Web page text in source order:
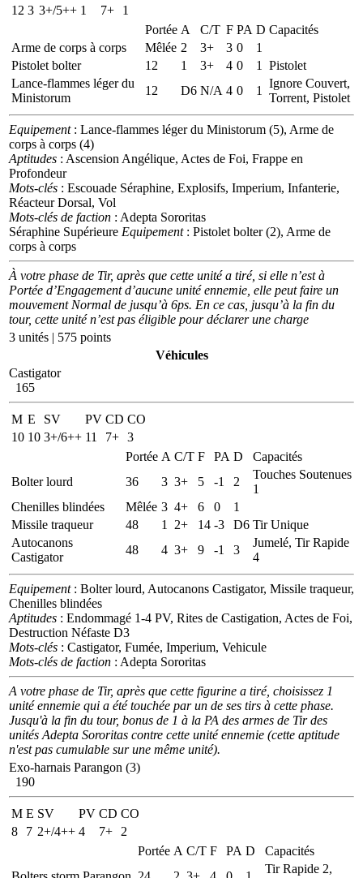
12 3 3+/5++ 1 7+
1
Portée A C/T F PA D Capacités
Arme de corps à corps
Mêlée 2 3+ 3 0
1
Pistolet bolter
12 1 3+ 4 0 1
Pistolet
Lance-flammes léger du
Ministorum
12 D6 N/A 4 0 1
Ignore Couvert,
Torrent, Pistolet
Equipement: Lance-flammes léger du Ministorum (5), Arme de
corps à corps (4)
Aptitudes : Ascension Angélique, Actes de Foi, Frappe en
Profondeur
Mots-clés : Escouade Séraphine, Explosifs, Imperium, Infanterie,
Réacteur Dorsal, Vol
Mots-clés de faction : Adepta Sororitas
Séraphine Supérieure Equipement: Pistolet bolter (2), Arme de
corps à corps
À votre phase de Tir, après que cette unité a tiré, si elle n’est à
Portée d’Engagement d’aucune unité ennemie, elle peut faire un
mouvement Normal de jusqu’à 6ps. En ce cas, jusqu’à la fin du
tour, cette unité n’est pas éligible pour déclarer une charge
3 unités | 575 points
Véhicules
Castigator
165
M E SV PV CD CO
10 10 3+/6++ 11 7+ 3
Portée A C/T F PA D
Capacités
Bolter lourd
36 3 3+ 5 -1 2
Touches Soutenues
1
Chenilles blindées
Mêlée 3 4+ 6 0
1
Missile traqueur
48 1 2+ 14 -3 D6 Tir Unique
Autocanons
Castigator
48 4 3+ 9 -1 3
Jumelé, Tir Rapide
4
Equipement: Bolter lourd, Autocanons Castigator, Missile traqueur,
Chenilles blindées
Aptitudes : Endommagé 1-4 PV, Rites de Castigation, Actes de Foi,
Destruction Néfaste D3
Mots-clés : Castigator, Fumée, Imperium, Vehicule
Mots-clés de faction : Adepta Sororitas
A votre phase de Tir, après que cette figurine a tiré, choisissez 1
unité ennemie qui a été touchée par un de ses tirs à cette phase.
Jusqu'à la fin du tour, bonus de 1 à la PA des armes de Tir des
unités Adepta Sororitas contre cette unité ennemie (cette aptitude
n'est pas cumulable sur une même unité).
Exo-harnais Parangon (3)
190
M E SV PV CD CO
8
7 2+/4++ 4 7+
2
Portée A C/T F PA D
Capacités
Tir Rapide 2,